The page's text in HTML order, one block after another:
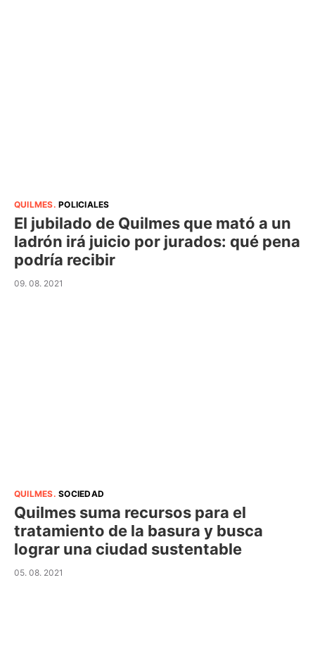
QUILMES.POLICIALES
El jubilado de Quilmes que mató a un
ladrón irá juicio por jurados: qué pena
podría recibir
09. 08. 2021
QUILMES.SOCIEDAD
Quilmes suma recursos para el
tratamiento de la basura y busca
lograr una ciudad sustentable
05. 08. 2021